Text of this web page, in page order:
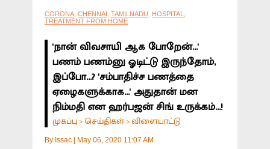
CORONA, CHENNAI , TAMILNADU, HOSPITAL,
TREATMENT FROM HOME
'நான் விவசாயி ஆக போறேன்...'
பணம் பணம்னு ஓடிட்டு இருந்தோம்,
இப்போ...? 'சம்பாதிச்ச பணத்தை
ஏழைகளுக்காக...' அதுதான் மன
நிம்மதி என ஹர்பஜன் சிங் உருக்கம்...!
முகப்பு >செய்திகள் >விளையாட்டு
By Issac May 06, 2020 11:07 AM